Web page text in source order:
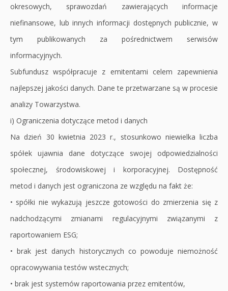
okresowych, sprawozdań zawierających informacje
niefinansowe, lub innych informacji dostępnych publicznie, w
tym publikowanych za pośrednictwem serwisów
informacyjnych.
Subfundusz współpracuje z emitentami celem zapewnienia
najlepszej jakości danych. Dane te przetwarzane są w procesie
analizy Towarzystwa.
i) Ograniczenia dotyczące metod i danych
Na dzień 30 kwietnia 2023 r., stosunkowo niewielka liczba
spółek ujawnia dane dotyczące swojej odpowiedzialności
społecznej, środowiskowej i korporacyjnej. Dostępność
metod i danych jest ograniczona ze względu na fakt że:
• spółki nie wykazują jeszcze gotowości do zmierzenia się z
nadchodzącymi zmianami regulacyjnymi związanymi z
raportowaniem ESG;
• brak jest danych historycznych co powoduje niemożność
opracowywania testów wstecznych;
• brak jest systemów raportowania przez emitentów,